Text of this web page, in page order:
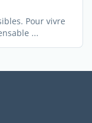
Pour vivre
...